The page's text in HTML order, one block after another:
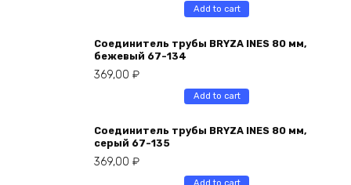
Add to cart
Соединитель трубы BRYZA INES 80 мм,
бежевый 67-134
369,00 ₽
Add to cart
Соединитель трубы BRYZA INES 80 мм,
серый 67-135
369,00 ₽